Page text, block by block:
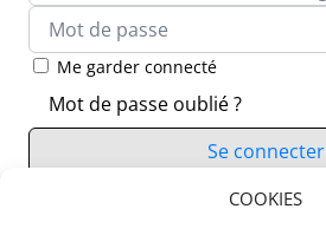
COOKIES
Me garder connecté
Mot de passe oublié ?
Se connecter
Vous n’avez pas de compte ?